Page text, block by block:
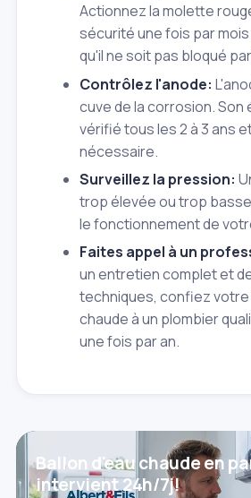
Actionnez la molette
sécurité une fois par
qu'il ne soit pas bloqué
Contrôlez l'anode:
cuve de la corrosion.
vérifié tous les 2 à 3 ans
nécessaire.
Surveillez la pression:
trop élevée ou trop
le fonctionnement de
Faites appel à un
un entretien complet et
techniques, confiez votre
chaude à un plombier
une fois par an.
Ballon d'eau chaude en
intervient 24h/7j!